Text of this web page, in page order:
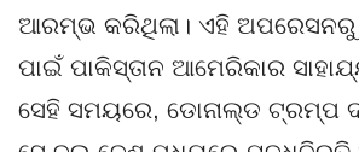
ଆରମ୍ଭ କରିଥିଲା। ଏହି
ପାଇଁ ପାକିସ୍ତାନ ଆମେରିକାର
ସେହି ସମୟରେ, ଡୋନାଲ୍ଡ ଟ୍ରମ୍ପ